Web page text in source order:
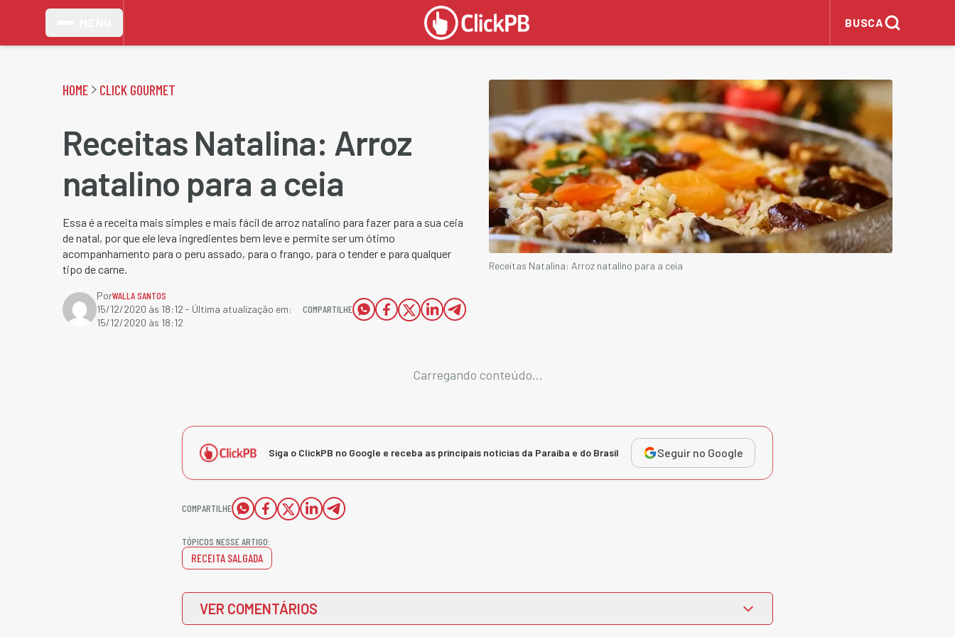
BUSCA
HOME CLICK GOURMET
Receitas Natalina: Arroz
natalino para a ceia
Essa é a receita mais simples e mais fácil de arroz natalino para fazer para a sua ceia
de natal, por que ele leva ingredientes bem leve e permite ser um ótimo
acompanhamento para o peru assado, para o frango, para o tender e para qualquer
tipo de carne.
PorWALLA SANTOS
15/12/2020 às 18:12 - Última atualização em:
15/12/2020 às 18:12
COMPARTILHE
Receitas Natalina: Arroz natalino para a ceia
Carregando conteúdo...
Siga o ClickPB no Google e receba as principais notícias da Paraíba e do Brasil Seguir no Google
COMPARTILHE
TÓPICOS NESSE ARTIGO:
RECEITA SALGADA
VER COMENTÁRIOS